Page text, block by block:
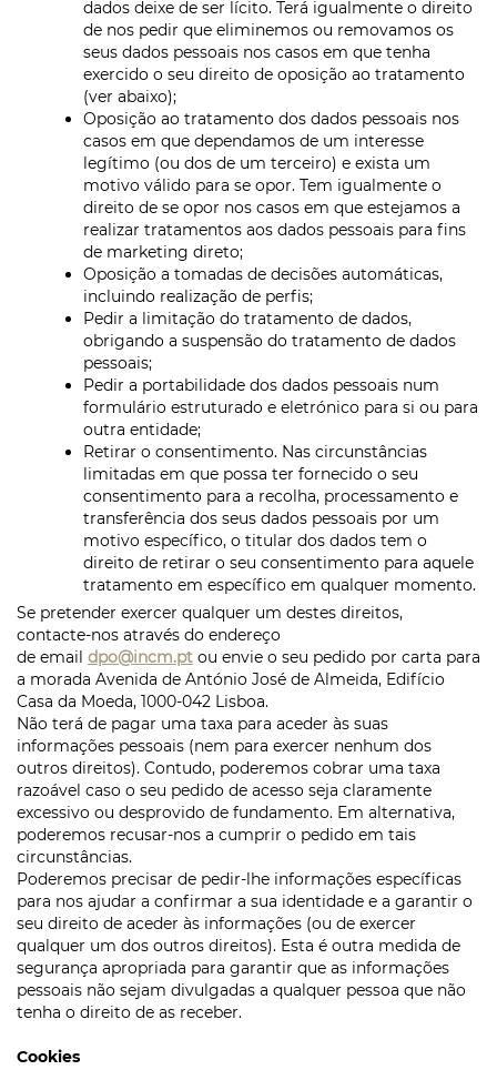
dados deixe de ser lícito. Terá igualmente o direito
de nos pedir que eliminemos ou removamos os
seus dados pessoais nos casos em que tenha
exercido o seu direito de oposição ao tratamento
(ver abaixo);
Oposição ao tratamento dos dados pessoais nos
casos em que dependamos de um interesse
legítimo (ou dos de um terceiro) e exista um
motivo válido para se opor. Tem igualmente o
direito de se opor nos casos em que estejamos a
realizar tratamentos aos dados pessoais para fins
de marketing direto;
Oposição a tomadas de decisões automáticas,
incluindo realização de perfis;
Pedir a limitação do tratamento de dados,
obrigando a suspensão do tratamento de dados
pessoais;
Pedir a portabilidade dos dados pessoais num
formulário estruturado e eletrónico para si ou para
outra entidade;
Retirar o consentimento. Nas circunstâncias
limitadas em que possa ter fornecido o seu
consentimento para a recolha, processamento e
transferência dos seus dados pessoais por um
motivo específico, o titular dos dados tem o
direito de retirar o seu consentimento para aquele
tratamento em específico em qualquer momento.
Se pretender exercer qualquer um destes direitos,
contacte-nos através do endereço
de email dpo@incm.pt ou envie o seu pedido por carta para
a morada Avenida de António José de Almeida, Edifício
Casa da Moeda, 1000-042 Lisboa.
Não terá de pagar uma taxa para aceder às suas
informações pessoais (nem para exercer nenhum dos
outros direitos). Contudo, poderemos cobrar uma taxa
razoável caso o seu pedido de acesso seja claramente
excessivo ou desprovido de fundamento. Em alternativa,
poderemos recusar-nos a cumprir o pedido em tais
circunstâncias.
Poderemos precisar de pedir-lhe informações específicas
para nos ajudar a confirmar a sua identidade e a garantir o
seu direito de aceder às informações (ou de exercer
qualquer um dos outros direitos). Esta é outra medida de
segurança apropriada para garantir que as informações
pessoais não sejam divulgadas a qualquer pessoa que não
tenha o direito de as receber.
Cookies